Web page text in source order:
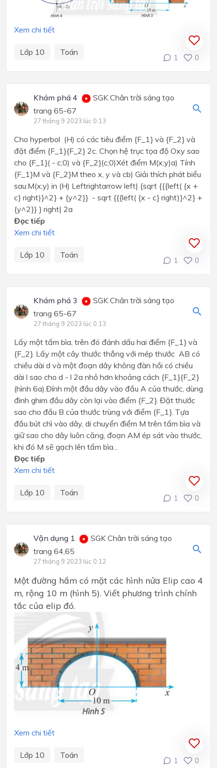
Xem chi tiết
Lớp 10 Toán
1 0
Khám phá 4
SGK Chân trời sáng tạo
trang 65-67
27 tháng 9 2023 lúc 0:13
Cho hyperbol (H) có các tiêu điểm {F_1} và {F_2} và
đặt điểm {F_1}{F_2} 2c. Chọn hệ trục tọa độ Oxy sao
cho {F_1}( - c;0) và {F_2}(c;0)Xét điểm M(x;y)a) Tính
{F_1}M và {F_2}M theo x, y và cb) Giải thích phát biểu
sau:M(x;y) in (H) Leftrightarrow left| {sqrt {{{left( {x +
c} right)}^2} + {y^2}} - sqrt {{{left( {x - c} right)}^2} +
{y^2}} } right| 2a
Đọc tiếp
Xem chi tiết
Lớp 10 Toán
1 0
Khám phá 3
SGK Chân trời sáng tạo
trang 65-67
27 tháng 9 2023 lúc 0:13
Lấy một tấm bìa, trên đó đánh dấu hai điểm {F_1} và
{F_2}. Lấy một cây thước thẳng với mép thước AB có
chiều dài d và một đoạn dây không đàn hồi có chiều
dài l sao cho d - l 2a nhỏ hơn khoảng cách {F_1}{F_2}
(hình 6a).Đính một đầu dây vào đầu A của thước, dùng
đinh ghim đầu dây còn lại vào điểm {F_2}. Đặt thước
sao cho đầu B của thước trùng với điểm {F_1}. Tựa
đầu bút chì vào dây, di chuyển điểm M trên tấm bìa và
giữ sao cho dây luôn căng, đoạn AM ép sát vào thước,
khi đó M sẽ gạch lên tấm bìa...
Đọc tiếp
Xem chi tiết
Lớp 10 Toán
1 0
Vận dụng 1
SGK Chân trời sáng tạo
trang 64,65
27 tháng 9 2023 lúc 0:12
Một đường hầm có mặt các hình nửa Elip cao 4
m, rộng 10 m (hình 5). Viết phương trình chính
tắc của elip đó.
Xem chi tiết
Lớp 10 Toán
1 0